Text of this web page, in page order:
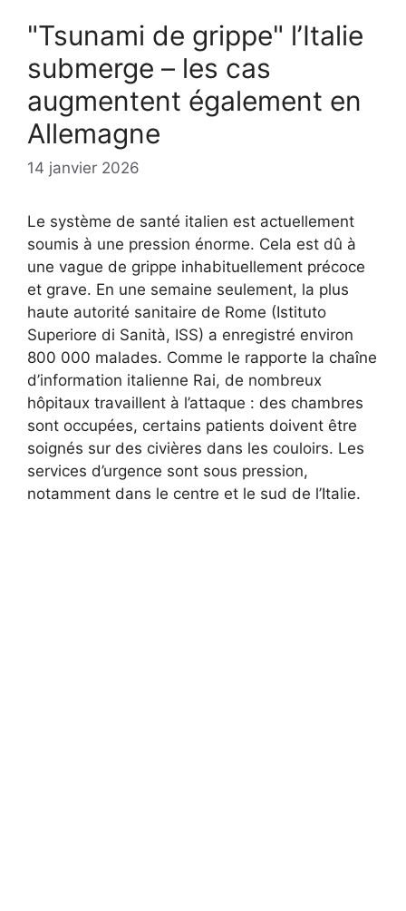
"Tsunami de grippe" l’Italie
submerge – les cas
augmentent également en
Allemagne
14 janvier 2026
Le système de santé italien est actuellement
soumis à une pression énorme. Cela est dû à
une vague de grippe inhabituellement précoce
et grave. En une semaine seulement, la plus
haute autorité sanitaire de Rome (Istituto
Superiore di Sanità, ISS) a enregistré environ
800 000 malades. Comme le rapporte la chaîne
d’information italienne Rai, de nombreux
hôpitaux travaillent à l’attaque : des chambres
sont occupées, certains patients doivent être
soignés sur des civières dans les couloirs. Les
services d’urgence sont sous pression,
notamment dans le centre et le sud de l’Italie.